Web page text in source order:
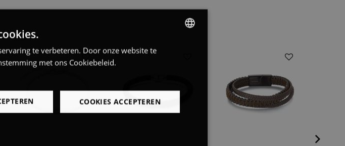
te verbeteren. Door onze website te
met ons Cookiebeleid.
COOKIES ACCEPTEREN